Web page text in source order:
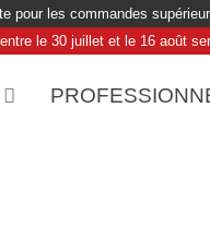
pour les commandes
le 30 juillet et le 16 août